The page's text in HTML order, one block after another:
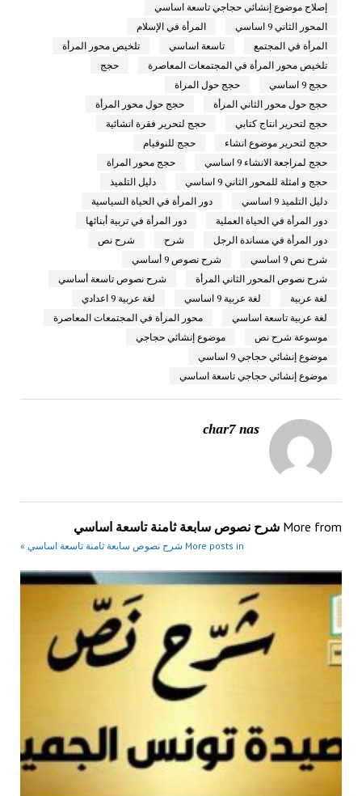
إصلاح موضوع إنشائي حجاجي تاسعة اساسي
المحور الثاني 9 اساسي
المرأة في الإسلام
المرأة في المجتمع
تاسعة اساسي
تلخيص محور المرأة
تلخيص محور المرأة في المجتمعات المعاصرة
حجج
حجج 9 اساسي
حجج حول المراة
حجج حول محور الثاني المرأة
حجج حول محور المرأة
حجج لتحرير انتاج كتابي
حجج لتحرير فقرة انشائية
حجج لتحرير موضوع انشاء
حجج للنوفيام
حجج لمراجعة الانشاء 9 اساسي
حجج محور المراة
حجج و امثلة للمحور الثاني 9 اساسي
دليل التلميذ
دليل التلميذ 9 اساسي
دور المرأة في الحياة السياسية
دور المرأة في الحياة العملية
دور المرأة في تربية أبنائها
دور المرأة في مساندة الرجل
شرح
شرح نص
شرح نص 9 اساسي
شرح نصوص 9 أساسي
شرح نصوص المحور الثاني المرأة
شرح نصوص تاسعة أساسي
لغة عربية
لغة عربية 9 اساسي
لغة عربية 9 اعدادي
لغة عربية تاسعة اساسي
محور المرأة في المجتمعات المعاصرة
موسوعة شرح نص
موضوع إنشائي حجاجي
موضوع إنشائي حجاجي 9 اساسي
موضوع إنشائي حجاجي تاسعة اساسي
char7 nas
More from شرح نصوص سابعة ثامنة تاسعة اساسي
More posts in شرح نصوص سابعة ثامنة تاسعة اساسي »